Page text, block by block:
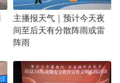
主播报天气｜预计今天夜
间至后天有分散阵雨或雷
阵雨